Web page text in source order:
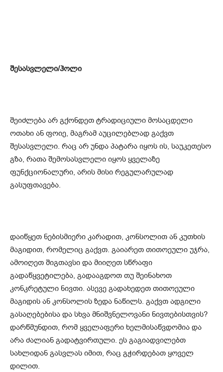
შესასვლელი/ჰოლი
შეიძლება არ გქონდეთ ტრადიციული მოსაცდელი
ოთახი ან ფოიე, მაგრამ აუცილებლად გაქვთ
შესასვლელი. რაც არ უნდა პატარა იყოს ის, საუკეთესო
გზა, რათა შემოსასვლელი იყოს ყველაზე
ფუნქციონალური, არის მისი რეგულარულად
გასუფთავება.
დაიწყეთ ნებისმიერი კარადით, კონსოლით ან კუთხის
მაგიდით, რომელიც გაქვთ. გაიარეთ თითოეული უჯრა,
ამოიღეთ შიგთავსი და მიიღეთ სწრაფი
გადაწყვეტილება, გადააგდოთ თუ შეინახოთ
კონკრეტული ნივთი. ასევე გადახედეთ თითოეული
მაგიდის ან კონსოლის ზედა ნაწილს. გაქვთ ადგილი
გასაღებებისა და სხვა მნიშვნელოვანი ნივთებისთვის?
დარწმუნდით, რომ ყველაფერი ხელმისაწვდომია და
არა ძალიან გადატვირთული. ეს გაგიადვილებთ
სახლიდან გასვლას იმით, რაც გჭირდებათ ყოველ
დილით.